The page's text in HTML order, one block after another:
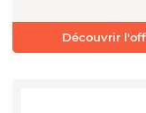
Découvrir